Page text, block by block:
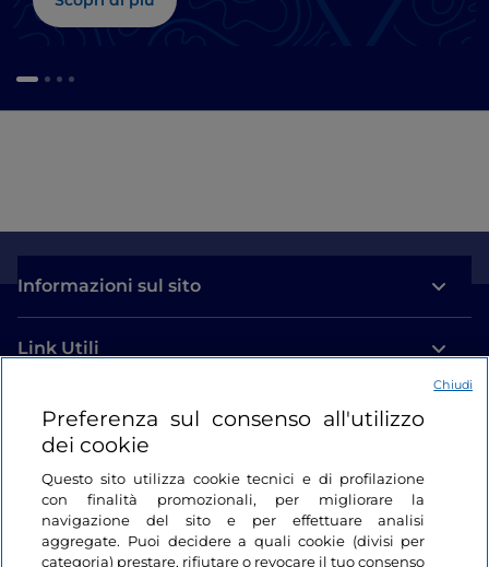
Informazioni sul sito
Link Utili
Login
Restiamo in contatto
Preferenza sul consenso all'utilizzo
dei cookie
Questo sito utilizza cookie tecnici e di profilazione
con finalità promozionali, per migliorare la
navigazione del sito e per effettuare analisi
aggregate. Puoi decidere a quali cookie (divisi per
categoria) prestare, rifiutare o revocare il tuo consenso
Chiudi